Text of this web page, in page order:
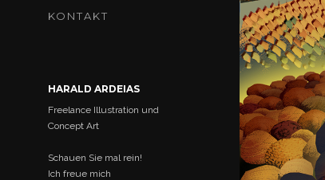
KONTAKT
HARALD ARDEIAS
Freelance Illustration und
Concept Art
Schauen Sie mal rein!
Ich freue mich